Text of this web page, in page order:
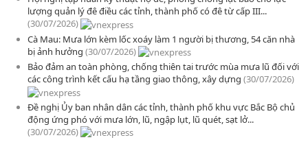
lượng quản lý đê điều các tỉnh, thành phố có đê từ cấp III...
(30/07/2026)
Cà Mau: Mưa lớn kèm lốc xoáy làm 1 người bị thương, 54 căn nhà
bị ảnh hưởng (30/07/2026)
Bảo đảm an toàn phòng, chống thiên tai trước mùa mưa lũ đối với
các công trình kết cấu hạ tầng giao thông, xây dựng (30/07/2026)
Đề nghị Ủy ban nhân dân các tỉnh, thành phố khu vực Bắc Bộ chủ
động ứng phó với mưa lớn, lũ, ngập lụt, lũ quét, sạt lở...
(30/07/2026)